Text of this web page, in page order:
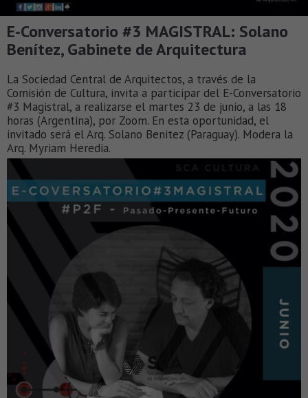
E-Conversatorio #3 MAGISTRAL: Solano
Benítez, Gabinete de Arquitectura
La Sociedad Central de Arquitectos, a través de la
Comisión de Cultura, invita a participar del E-Conversatorio
#3 Magistral, a realizarse el martes 23 de junio, a las 18
horas (Argentina), por Zoom. En esta oportunidad, el
invitado será el Arq. Solano Benitez (Paraguay). Modera la
Arq. Myriam Heredia.